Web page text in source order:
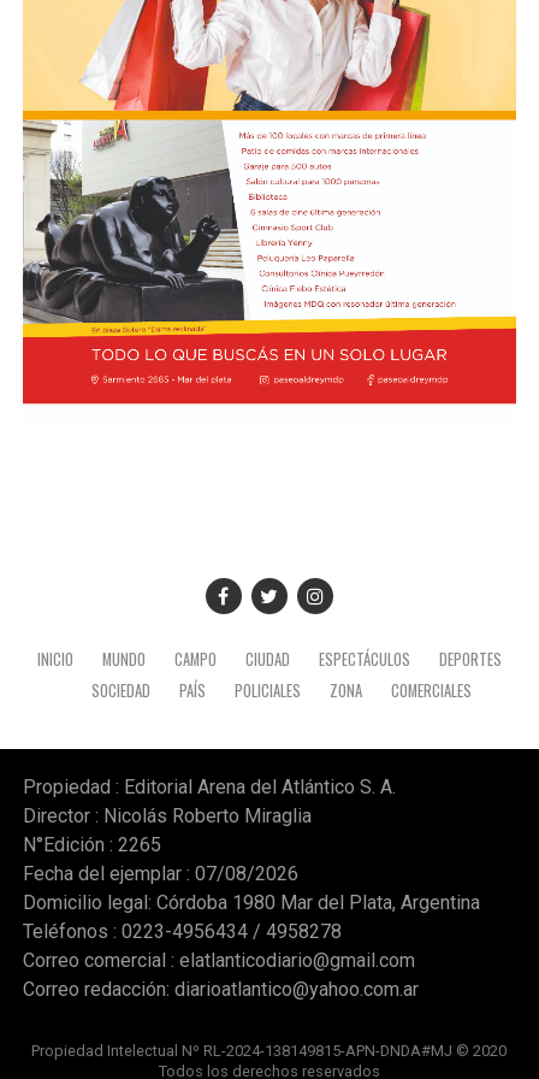
El presidente Javier Milei recibió el título de Doctor
Honoris Causa.
Previamente, Milei participó del acto de juramentación
y toma de mando de la presidenta de Perú, Keiko
Fujimori, realizado en el Congreso de ese país, en el
marco de su visita oficial a Lima.
El presidente viajó acompañado por una comitiva
integrada por el canciller Pablo Quirno y la secretaria
general de la Presidencia, Karina Milei.
INICIO MUNDO CAMPO CIUDAD ESPECTÁCULOS
DEPORTES
SOCIEDAD
PAÍS POLICIALES ZONA COMERCIALES
Propiedad : Editorial Arena del Atlántico S. A.
Director : Nicolás Roberto Miraglia
N°Edición : 2265
Fecha del ejemplar : 07/08/2026
Domicilio legal: Córdoba 1980 Mar del Plata, Argentina
Teléfonos : 0223-4956434 / 4958278
Correo comercial : elatlanticodiario@gmail.com
Correo redacción: diarioatlantico@yahoo.com.ar
Propiedad Intelectual Nº RL-2024-138149815-APN-DNDA#MJ © 2020
Todos los derechos reservados